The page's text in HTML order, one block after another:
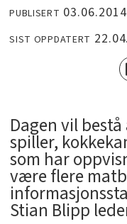
PUBLISERT
SIST OPPDATERT
Dagen vil
spiller,
som har
være flere
Stian Blipp